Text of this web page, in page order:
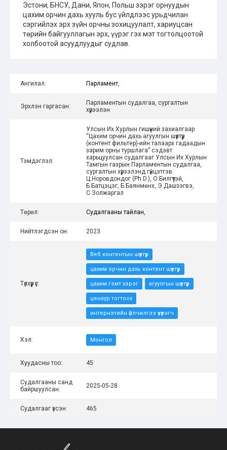
Эстони, БНСУ, Дани, Япон, Польш зэрэг орнуудын
цахим орчин дахь хууль бус үйлдлээс урьдчилан
сэргийлэх эрх зүйн орчны зохицуулалт, хариуцсан
төрийн байгууллагын эрх, үүрэг гэх мэт тогтолцоотой
холбоотой асуудлуудыг судлав.
Ангилал: Парламент
Эрхлэн гаргасан:
Парламентын судалгаа, сургалтын
хүрээлэн
Тэмдэглэл:
Улсын Их Хурлын гишүүний захиалгаар
“Цахим орчин дахь агуулгын шүүлтүүр
(контент фильтер)-ийн талаарх гадаадын
зарим орны туршлага” сэдэвт
харьцуулсан судалгааг Улсын Их Хурлын
Тамгын газрын Парламентын судалгаа,
сургалтын хүрээлэнд гүйцэтгэв.
Ц.Норовдондог (Ph.D.), О.Билгүүтэй,
Б.Батцэцэг, Б.Баянмөнх, Э.Дашзэгвэ,
С.Золжаргал
Төрөл: Судалгааны тайлан
Нийтлэгдсэн он: 2023
Түлхүүр үг:
Веб контентын шүүлтүүр
цахим орчин дахь контент шүүлтүүр
цахим гэмт хэрэг агуулгын шүүлтүүр
цензур тогтоох
интернэтийн үйлчилгээ үзүүлэгч
Хэл: Монгол
Хуудасны тоо: 45
Судалгааны санд
байршуулсан:
2025-05-28
Судалгааг үзсэн: 465